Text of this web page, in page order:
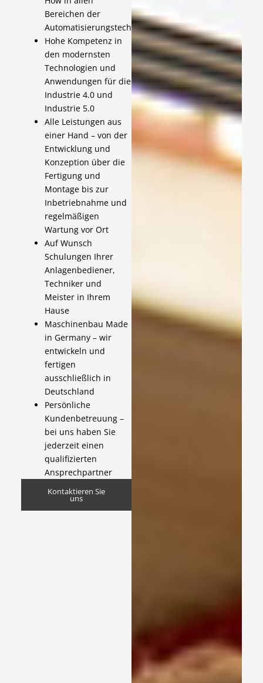
Bereichen der
Automatisierungstechnik
Hohe Kompetenz in
den modernsten
Technologien und
Anwendungen für die
Industrie 4.0 und
Industrie 5.0
Alle Leistungen aus
einer Hand – von der
Entwicklung und
Konzeption über die
Fertigung und
Montage bis zur
Inbetriebnahme und
regelmäßigen
Wartung vor Ort
Auf Wunsch
Schulungen Ihrer
Anlagenbediener,
Techniker und
Meister in Ihrem
Hause
Maschinenbau Made
in Germany – wir
entwickeln und
fertigen
ausschließlich in
Deutschland
Persönliche
Kundenbetreuung –
bei uns haben Sie
jederzeit einen
qualifizierten
Ansprechpartner
Kontaktieren Sie
uns